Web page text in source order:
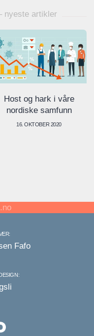
nyeste artikler
Host og hark i våre
nordiske samfunn
16. OKTOBER 2020
Fafo